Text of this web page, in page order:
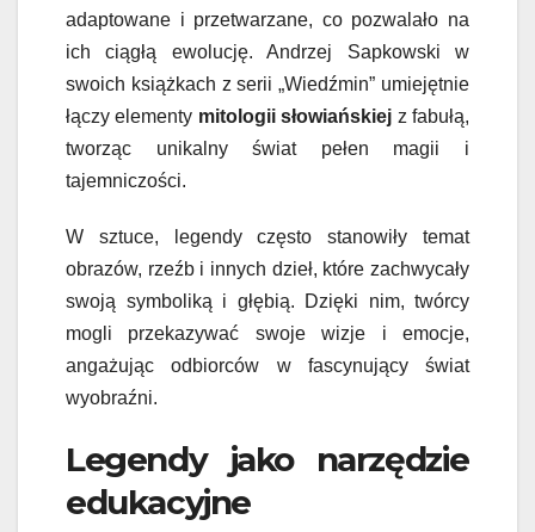
adaptowane i przetwarzane, co pozwalało na
ich ciągłą ewolucję. Andrzej Sapkowski w
swoich książkach z serii „Wiedźmin” umiejętnie
łączy elementy mitologii słowiańskiej z fabułą,
tworząc unikalny świat pełen magii i
tajemniczości.
W sztuce, legendy często stanowiły temat
obrazów, rzeźb i innych dzieł, które zachwycały
swoją symboliką i głębią. Dzięki nim, twórcy
mogli przekazywać swoje wizje i emocje,
angażując odbiorców w fascynujący świat
wyobraźni.
Legendy jako narzędzie
edukacyjne